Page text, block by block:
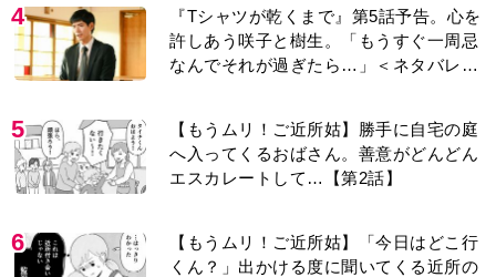
4
『Tシャツが乾くまで』第5話予告。心を
許しあう咲子と樹生。「もうすぐ一周忌
なんでそれが過ぎたら…」＜ネタバレあ
5
【もうムリ！ご近所姑】勝手に自宅の庭
へ入ってくるおばさん。善意がどんどん
エスカレートして…【第2話】
6
【もうムリ！ご近所姑】「今日はどこ行
くん？」出かける度に聞いてくる近所の